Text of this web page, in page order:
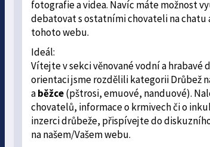
fotografie a videa. Navíc máte možnost
debatovat s ostatními chovateli na chatu
tohoto webu.
Ideál:
Vítejte v sekci věnované vodní a
orientaci jsme rozdělili kategorii Drůbež
aběžce(pštrosi, emuové, nanduové).
chovatelů, informace o krmivech či o
inzerci drůbeže, přispívejte do
na našem/Vašem webu.